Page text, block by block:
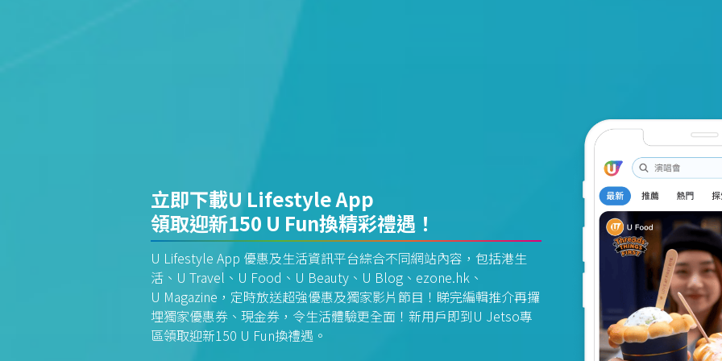
立即下載U Lifestyle App
領取迎新150 U Fun換精彩禮遇！
U Lifestyle App 優惠及生活資訊平台綜合不同網站內容，包括港生
活、U Travel、U Food、U Beauty、U Blog、ezone.hk、
U Magazine，定時放送超強優惠及獨家影片節目！睇完編輯推介再攞
埋獨家優惠券、現金券，令生活體驗更全面！新用戶即到U Jetso專
區領取迎新150 U Fun換禮遇。